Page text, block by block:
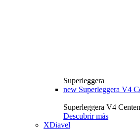
Superleggera
new Superleggera V4
Superleggera V4
Descubrir más
XDiavel